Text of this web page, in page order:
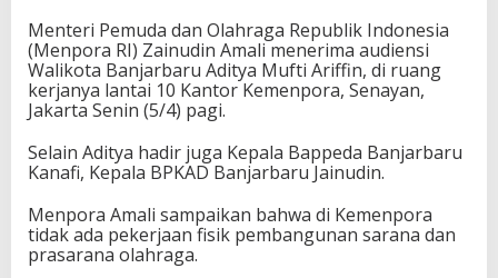
a
l
i
k
o
a
B
n
a
Menteri Pemuda dan Olahraga Republik Indonesia
(Menpora RI) Zainudin Amali menerima audiensi
Walikota Banjarbaru Aditya Mufti Ariffin, di ruang
kerjanya lantai 10 Kantor Kemenpora, Senayan,
Jakarta Senin (5/4) pagi.
Selain Aditya hadir juga Kepala Bappeda Banjarbaru
Kanafi, Kepala BPKAD Banjarbaru Jainudin.
Menpora Amali sampaikan bahwa di Kemenpora
tidak ada pekerjaan fisik pembangunan sarana dan
prasarana olahraga.